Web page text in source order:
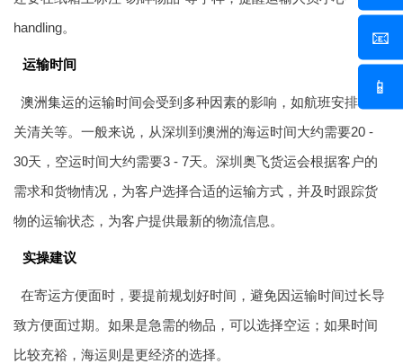
📧
📱
handling。
运输时间
澳洲集运的运输时间会受到多种因素的影响，如航班安排、海
关清关等。一般来说，从深圳到澳洲的海运时间大约需要20 -
30天，空运时间大约需要3 - 7天。深圳奥飞货运会根据客户的
需求和货物情况，为客户选择合适的运输方式，并及时跟踪货
物的运输状态，为客户提供最新的物流信息。
实操建议
在寄运方便面时，要提前规划好时间，避免因运输时间过长导
致方便面过期。如果是急需的物品，可以选择空运；如果时间
比较充裕，海运则是更经济的选择。